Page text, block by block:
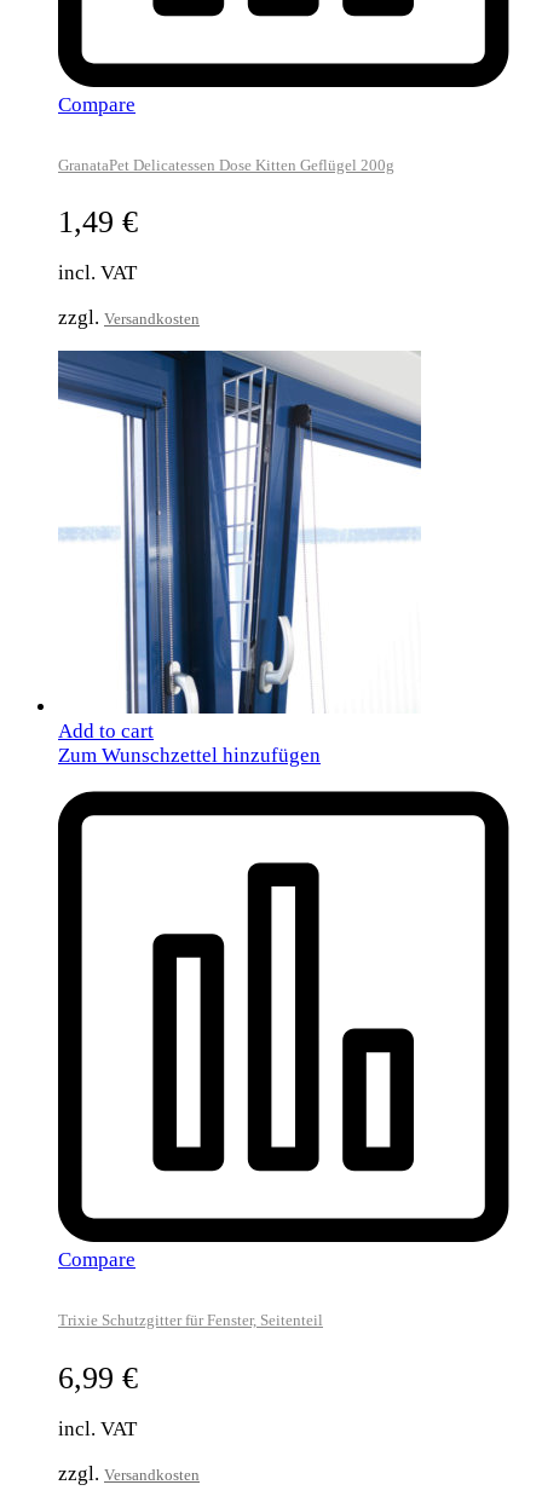
Compare
GranataPet Delicatessen Dose Kitten Geflügel 200g
1,49 €
incl. VAT
zzgl. Versandkosten
Add to cart
Zum Wunschzettel hinzufügen
Compare
Trixie Schutzgitter für Fenster, Seitenteil
6,99 €
incl. VAT
zzgl. Versandkosten